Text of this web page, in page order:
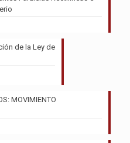
de la Ley de
MOVIMIENTO